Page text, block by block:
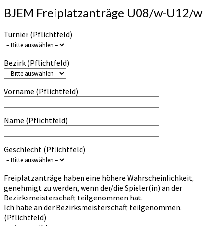
BJEM
Freiplatzanträge
U08/w-
U12/w
BJEM Freiplatzanträge U08/w-U12/w
Turnier (Pflichtfeld)
Bezirk (Pflichtfeld)
Vorname (Pflichtfeld)
Name (Pflichtfeld)
Geschlecht (Pflichtfeld)
Freiplatzanträge haben eine höhere Wahrscheinlichkeit,
genehmigt zu werden, wenn der/die Spieler(in) an der
Bezirksmeisterschaft teilgenommen hat.
Ich habe an der Bezirksmeisterschaft teilgenommen.
(Pflichtfeld)